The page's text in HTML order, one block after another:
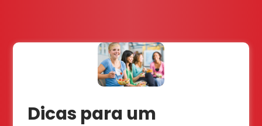
Dicas para um